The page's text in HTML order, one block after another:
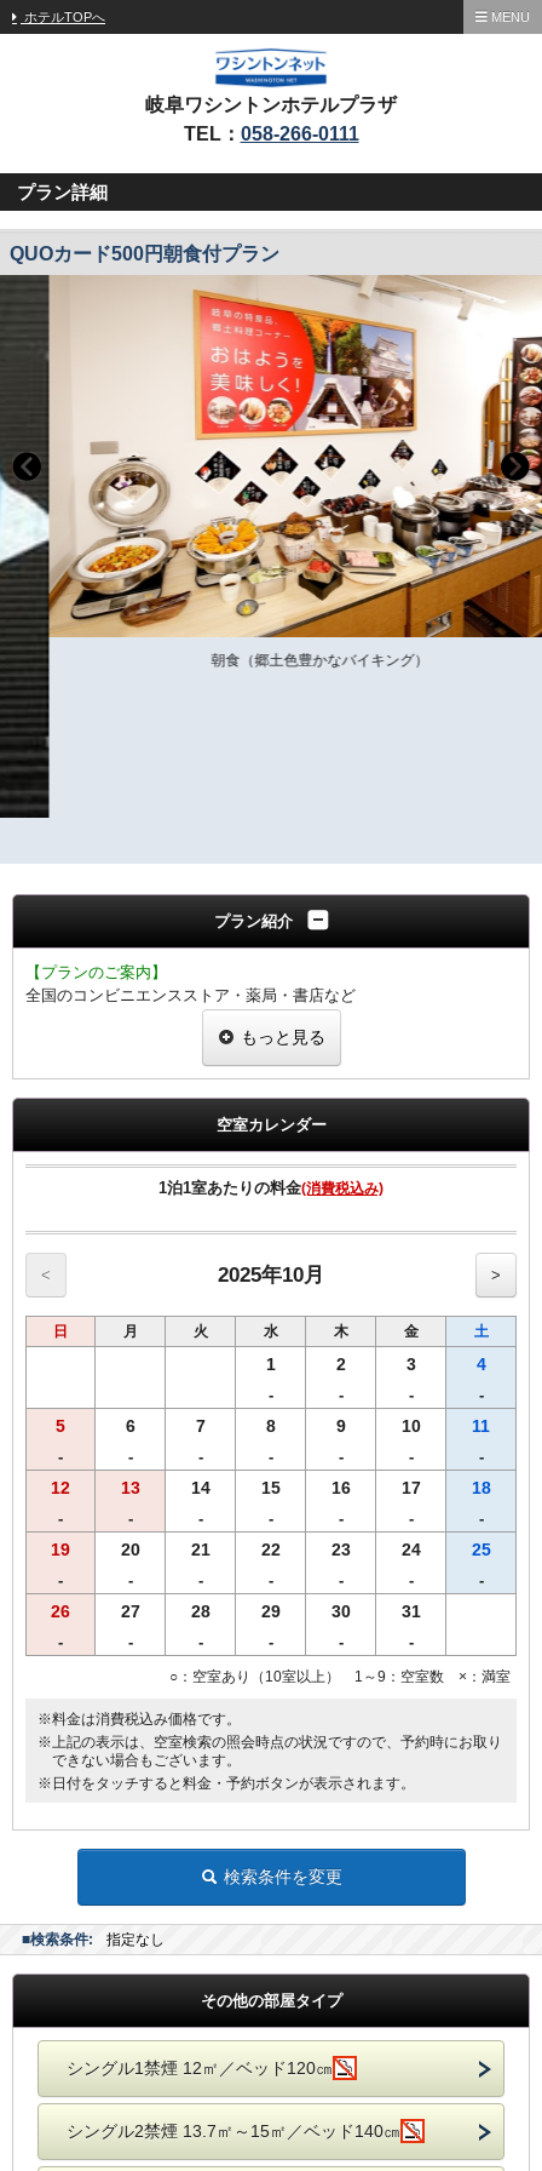
ホテルTOPへ MENU
岐阜ワシントンホテルプラザ
TEL： 058-266-0111
プラン詳細
QUOカード500円朝食付プラン
朝食（郷土色豊かなバイキング）
プラン紹介
【プランのご案内】
全国のコンビニエンスストア・薬局・書店など
チェックインの際にお渡し致します。
1泊1室につき500円分のお渡しとなります。
【会場】1Ｆ カフェドパリ
【内容】鶏ちゃんや明宝ハム、朴葉味噌、飛騨牛コロッケ、飛騨牛す
じカレーなど郷土色豊かなバイキングをご用意しております。（料理
内容は一部日替りでご用意させていただきます。）
※状況により「定食スタイル」での提供となる場合がございます。
-------------------------------------------------------------
【客室のご案内】
・枕元に充電に便利なUSBコンセント有り
【館内サービス】
・アメニティーコーナー（1F)
スキンケア一式（DHC）、コーヒー、紅茶、緑茶
・自動販売機
・コインランドリー（有料2台／2F)
・電子レンジ（2F)
・ズボンプレッサー（各フロアー）
【環境にやさしい取り組み】
歯ブラシ、かみそりは、プラスチックごみ削減のため、お部屋に常備
しておりません。歯ブラシ、かみそりをお持ちのお客様には、スタン
プカード（宿泊5回）で500円のクオカードを進呈しております。
もっと見る
空室カレンダー
1泊1室あたりの料金(消費税込み)
< 2025年10月 >
日 月 火 水 木 金 土
1
-
2
-
3
-
4
-
5
-
6
-
7
-
8
-
9
-
10
-
11
-
12
-
13
-
14
-
15
-
16
-
17
-
18
-
19
-
20
-
21
-
22
-
23
-
24
-
25
-
26
-
27
-
28
-
29
-
30
-
31
-
○：空室あり（10室以上） 1～9：空室数 ×：満室
※料金は消費税込み価格です。
※上記の表示は、空室検索の照会時点の状況ですので、予約時にお取り
できない場合もございます。
※日付をタッチすると料金・予約ボタンが表示されます。
検索条件を変更
■検索条件: 指定なし
その他の部屋タイプ
シングル1禁煙 12㎡／ベッド120㎝
シングル2禁煙 13.7㎡～15㎡／ベッド140㎝